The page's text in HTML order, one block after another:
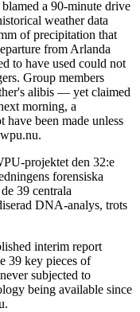
a 90-minute drive
weather data
of precipitation that
from Arlanda
to have used could not
Group members
alibis — yet claimed
morning, a
have been made unless
projektet den 32:e
forensiska
39 centrala
DNA-analys, trots
interim report
39 key pieces of
subjected to
being available since